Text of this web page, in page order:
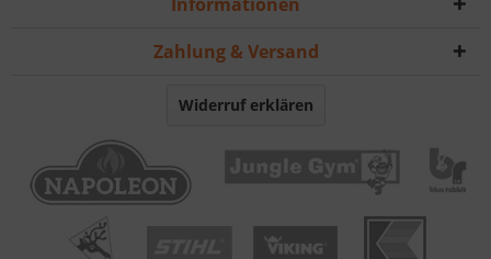
Zahlung & Versand
Widerruf erklären